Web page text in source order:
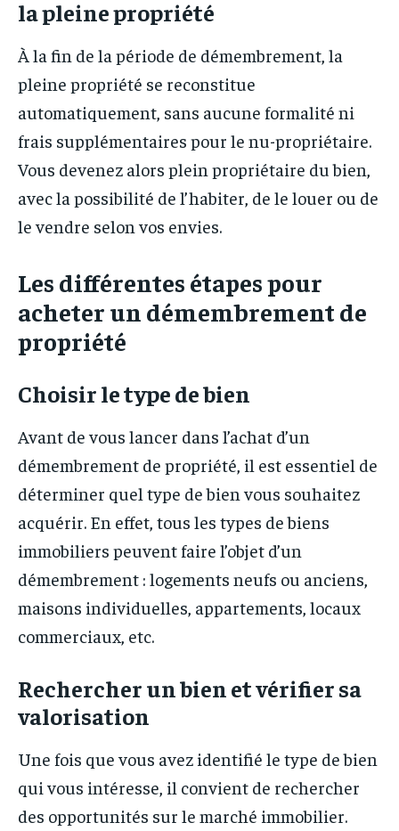
la pleine propriété
À la fin de la période de démembrement, la
pleine propriété se reconstitue
automatiquement, sans aucune formalité ni
frais supplémentaires pour le nu-propriétaire.
Vous devenez alors plein propriétaire du bien,
avec la possibilité de l’habiter, de le louer ou de
le vendre selon vos envies.
Les différentes étapes pour
acheter un démembrement de
propriété
Choisir le type de bien
Avant de vous lancer dans l’achat d’un
démembrement de propriété, il est essentiel de
déterminer quel type de bien vous souhaitez
acquérir. En effet, tous les types de biens
immobiliers peuvent faire l’objet d’un
démembrement : logements neufs ou anciens,
maisons individuelles, appartements, locaux
commerciaux, etc.
Rechercher un bien et vérifier sa
valorisation
Une fois que vous avez identifié le type de bien
qui vous intéresse, il convient de rechercher
des opportunités sur le marché immobilier.